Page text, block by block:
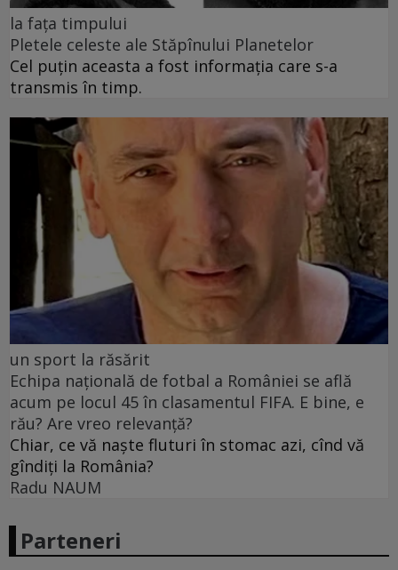
la fața timpului
Pletele celeste ale Stăpînului Planetelor
Cel puţin aceasta a fost informaţia care s-a
transmis în timp.
un sport la răsărit
Echipa națională de fotbal a României se află
acum pe locul 45 în clasamentul FIFA. E bine, e
rău? Are vreo relevanță?
Chiar, ce vă naște fluturi în stomac azi, cînd vă
gîndiți la România?
Radu NAUM
Parteneri